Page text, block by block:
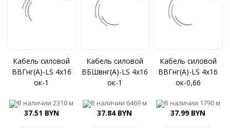
Кабель силовой
ВВГнг(A)-LS 4x16
ок-1
В наличии2310 м
37.51 BYN
Кабель силовой
ВБШвнг(A)-LS 4x16
ок-1
В наличии 6469 м
37.84 BYN
Кабель силовой
ВВГнг(A)-LS 4x16
ок-0,66
В наличии 1790 м
37.99 BYN